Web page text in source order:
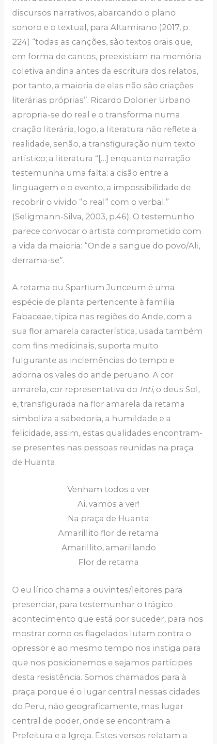
discursos narrativos, abarcando o plano
sonoro e o textual, para Altamirano (2017, p.
224) “todas as canções, são textos orais que,
em forma de cantos, preexistiam na memória
coletiva andina antes da escritura dos relatos,
por tanto, a maioria de elas não são criações
literárias próprias”. Ricardo Dolorier Urbano
apropria-se do real e o transforma numa
criação literária, logo, a literatura não reflete a
realidade, senão, a transfiguração num texto
artístico; a literatura “[…] enquanto narração
testemunha uma falta: a cisão entre a
linguagem e o evento, a impossibilidade de
recobrir o vivido “o real” com o verbal.”
(Seligmann-Silva, 2003, p.46). O testemunho
parece convocar o artista comprometido com
a vida da maioria: “Onde a sangue do povo/Ali,
derrama-se”.
A retama ou Spartium Junceum é uma
espécie de planta pertencente à família
Fabaceae, típica nas regiões do Ande, com a
sua flor amarela característica, usada também
com fins medicinais, suporta muito
fulgurante as inclemências do tempo e
adorna os vales do ande peruano. A cor
amarela, cor representativa do Inti, o deus Sol,
e, transfigurada na flor amarela da retama
simboliza a sabedoria, a humildade e a
felicidade, assim, estas qualidades encontram-
se presentes nas pessoas reunidas na praça
de Huanta.
Venham todos a ver
Ai, vamos a ver!
Na praça de Huanta
Amarillito flor de retama
Amarillito, amarillando
Flor de retama
O eu lírico chama a ouvintes/leitores para
presenciar, para testemunhar o trágico
acontecimento que está por suceder, para nos
mostrar como os flagelados lutam contra o
opressor e ao mesmo tempo nos instiga para
que nos posicionemos e sejamos partícipes
desta resistência. Somos chamados para à
praça porque é o lugar central nessas cidades
do Peru, não geograficamente, mas lugar
central de poder, onde se encontram a
Prefeitura e a Igreja. Estes versos relatam a